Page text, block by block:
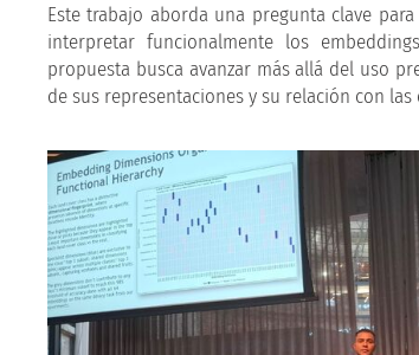
Este trabajo aborda una pregunta clave
interpretar funcionalmente los
propuesta busca avanzar más allá del uso
de sus representaciones y su relación con